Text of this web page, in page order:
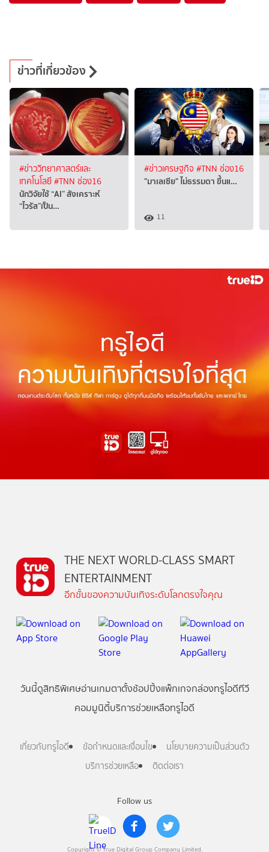
ข่าวที่เกี่ยวข้อง
#ข่าววิทยาศาสตร์และ
เทคโนโลยี#TNN ช่อง16
นักวิจัยใช้ “AI” สังเคราะห์
“ไวรัส”เป็น…
#ข่าวเศรษฐกิจ #TNN ช่อง16
"มาเลเซีย" ไม่ธรรมดา ขึ้นแ…
11
Follow us
Copyright © True Digital Group Company Limited.
THE NEXT WORLD-CLASS SMART
ENTERTAINMENT
อีกขั้นของความบันเทิงระดับโลกตรงใจคุณ
วันนี้ดูสิทธิพิเศษอ่านเกมตาตั้งช้อปปิ้งแพ็กเกจกล่องทรูไอดีทีวี
คอมมูนิตี้บริการช่วยเหลือทรูไอดี
เกี่ยวกับทรูไอดี ข้อกำหนดและเงื่อนไข
นโยบายความเป็นส่วนตัว
บริการช่วยเหลือ
ติดต่อเรา